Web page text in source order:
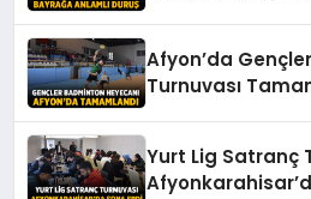
Afyon’da
Turnuvası
Yurt Lig Satranç